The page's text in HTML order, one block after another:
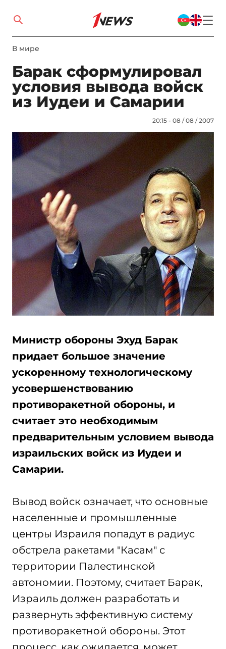
В мире
Барак сформулировал
условия вывода войск
из Иудеи и Самарии
20:15 - 08 / 08 / 2007
Министр обороны Эхуд Барак
придает большое значение
ускоренному технологическому
усовершенствованию
противоракетной обороны, и
считает это необходимым
предварительным условием вывода
израильских войск из Иудеи и
Самарии.
Вывод войск означает, что основные
населенные и промышленные
центры Израиля попадут в радиус
обстрела ракетами "Касам" с
территории Палестинской
автономии. Поэтому, считает Барак,
Израиль должен разработать и
развернуть эффективную систему
противоракетной обороны. Этот